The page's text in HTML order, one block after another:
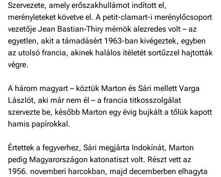
Szervezete, amely erőszakhullámot indított el,
merényleteket követve el. A petit-clamart-i merénylőcsoport
vezetője Jean Bastian-Thiry mérnök alezredes volt – az
egyetlen, akit a támadásért 1963-ban kivégeztek, egyben
az utolsó francia, akinek halálos ítéletét sortűzzel hajtották
végre.
A három magyart – köztük Marton és Sári mellett Varga
Lászlót, aki már nem él – a francia titkosszolgálat
szervezte be, később Marton egy évig bujkált a tőlük kapott
hamis papírokkal.
Értettek a fegyverhez, Sári megjárta Indokínát, Marton
pedig Magyarországon katonatiszt volt. Részt vett az
1956. novemberi harcokban, majd decemberben elhagyta